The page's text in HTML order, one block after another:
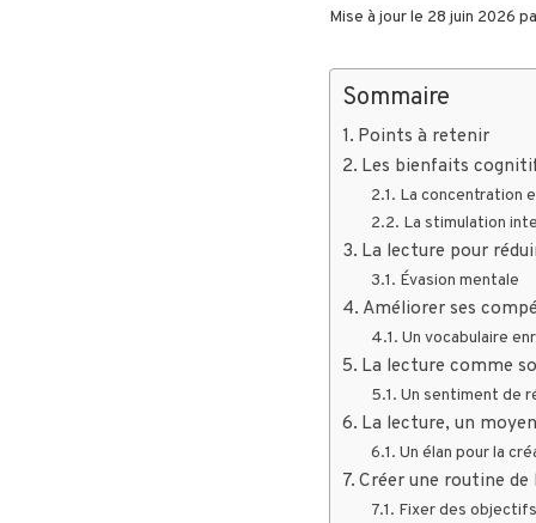
Mise à jour le 28 juin 2026
Sommaire
Points à retenir
Les bienfaits
La concentration
La stimulation
La lecture pour
Évasion mentale
Améliorer ses
Un vocabulaire
La lecture comme
Un sentiment de
La lecture, un
Un élan pour la
Créer une routine
Fixer des